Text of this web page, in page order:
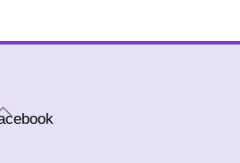
Back